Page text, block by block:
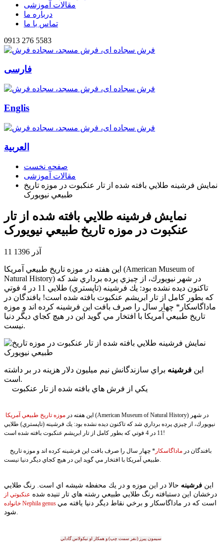
مقالات آموزشی
درباره ما
تماس با ما
0913 276 5583
فارسی
Englis
العربیة
صفحه نخست
مقالات آموزشی
نمايش فرشينه طلايي بافته شده از تار عنکبوت در موزه تاريخ
طبيعي نيويورک
نمايش فرشينه طلايي بافته شده از تار
عنکبوت در موزه تاريخ طبيعي نيويورک
11 آذر 1396
اين هفته در موزه تاريخ طبيعي آمريكا (American Museum of
Natural History) در شهر نيويورك، از چيزي پرده برداري شد كه
تاكنون ديده نشده بود: يك فرشينه (تاپستري) طلايي 11 در 4 فوتي
كه بطور كامل از تار ابريشم عنكبوت بافته شده است! بافندگان در
ماداگاسكار* چهار سال را صرف بافت اين فرشينه كرده اند و موزه
تاريخ طبيعي آمريكا با افتخار مي گويد اين در هيچ كجاي ديگر دنيا
نيست.
اين فرشينه براي سازندگانش نيم ميليون دلار هزينه در بر داشته
است.
يکي از فرش هاي بافته شده از تار عنکبوت
اين هفته در موزه تاريخ طبيعي آمريكا
(American Museum of Natural History) در شهر
نيويورك، از چيزي پرده برداري شد كه تاكنون ديده نشده بود: يك فرشينه (تاپستري) طلايي
11 در 4 فوتي كه بطور كامل از تار ابريشم عنكبوت بافته شده است!
بافندگان در ماداگاسكار * چهار سال را صرف بافت اين فرشينه كرده اند و موزه تاريخ
طبيعي آمريكا با افتخار مي گويد اين در هيچ كجاي ديگر دنيا نيست.
اين فرشينه حالا در اين موزه و در يك محفظه شيشه اي است. رنگ طلايي
درخشان اين دستبافته رنگ طلايي طبيعي رشته هاي تار تنيده شده عنكبوتي از
خانواده Nephila genus است كه در ماداگاسکار و برخي نقاط ديگر دنيا يافته مي
شود.
سيمون پيرز (نفر سمت چپ) و همکار او نيکولاس گادلي